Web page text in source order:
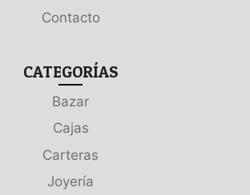
Contacto
CATEGORÍAS
Bazar
Cajas
Carteras
Joyería